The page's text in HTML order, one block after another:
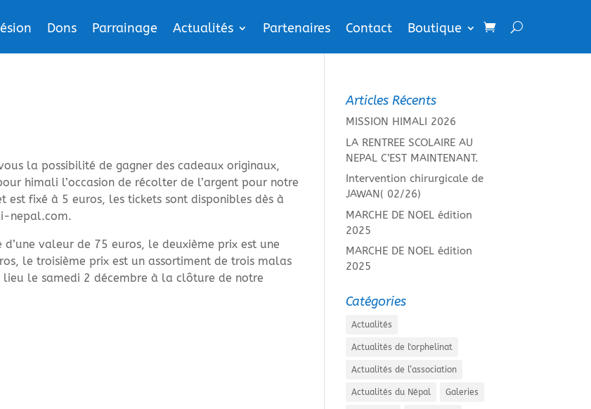
Dons Parrainage Actualités Partenaires Contact Boutique
la possibilité de gagner des cadeaux originaux,
himali l’occasion de récolter de l’argent pour notre
est fixé à 5 euros, les tickets sont disponibles dès à
nepal.com.
valeur de 75 euros, le deuxième prix est une
le troisième prix est un assortiment de trois malas
le samedi 2 décembre à la clôture de notre
Articles Récents
MISSION HIMALI 2026
LA RENTREE SCOLAIRE AU
NEPAL C’EST MAINTENANT.
Intervention chirurgicale de
JAWAN( 02/26)
MARCHE DE NOEL édition
2025
MARCHE DE NOEL édition
2025
Catégories
Actualités
Actualités de l'orphelinat
Actualités de l’association
Actualités du Népal Galeries